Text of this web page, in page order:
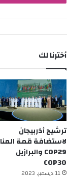
أخترنا لك
ترشيح أذربيجان
لاستضافة قمة
COP29 والبرازيل
COP30
11 ديسمبر, 2023